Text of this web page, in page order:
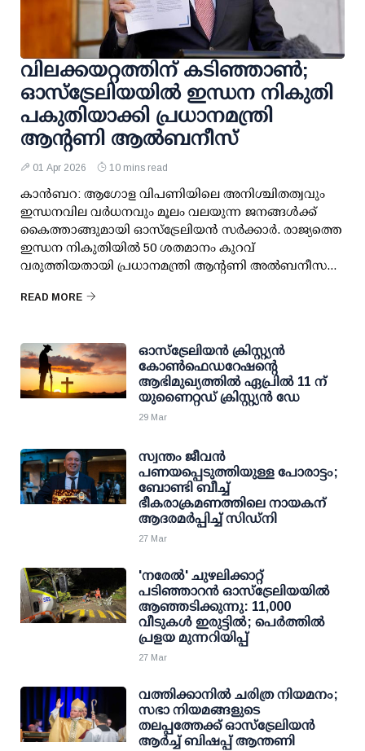
വിലക്കയറ്റത്തിന് കടിഞ്ഞാൺ;
ഓസ്‌ട്രേലിയയിൽ ഇന്ധന നികുതി
പകുതിയാക്കി പ്രധാനമന്ത്രി
ആന്റണി ആൽബനീസ്
01 Apr 2026 10 mins read
കാൻബറ: ആഗോള വിപണിയിലെ അനിശ്ചിതത്വവും
ഇന്ധനവില വർധനവും മൂലം വലയുന്ന ജനങ്ങൾക്ക്
കൈത്താങ്ങുമായി ഓസ്‌ട്രേലിയൻ സർക്കാർ. രാജ്യത്തെ
ഇന്ധന നികുതിയിൽ 50 ശതമാനം കുറവ്
വരുത്തിയതായി പ്രധാനമന്ത്രി ആന്റണി അൽബനീസ...
READ MORE
ഓസ്‌ട്രേലിയൻ ക്രിസ്റ്റ്യൻ
കോൺഫെഡറേഷൻ്റെ
ആഭിമുഖ്യത്തിൽ ഏപ്രിൽ 11 ന്
യുണൈറ്റഡ് ക്രിസ്റ്റ്യൻ ഡേ
29 Mar
സ്വന്തം ജീവൻ
പണയപ്പെടുത്തിയുള്ള പോരാട്ടം;
ബോണ്ടി ബീച്ച്
ഭീകരാക്രമണത്തിലെ നായകന്
ആദരമർപ്പിച്ച് സിഡ്‌നി
27 Mar
'നരേൽ' ചുഴലിക്കാറ്റ്
പടിഞ്ഞാറൻ ഓസ്‌ട്രേലിയയിൽ
ആഞ്ഞടിക്കുന്നു: 11,000
വീടുകൾ ഇരുട്ടിൽ; പെർത്തിൽ
പ്രളയ മുന്നറിയിപ്പ്
27 Mar
വത്തിക്കാനിൽ ചരിത്ര നിയമനം;
സഭാ നിയമങ്ങളുടെ
തലപ്പത്തേക്ക് ഓസ്‌ട്രേലിയൻ
ആർച്ച് ബിഷപ്പ് ആന്തണി